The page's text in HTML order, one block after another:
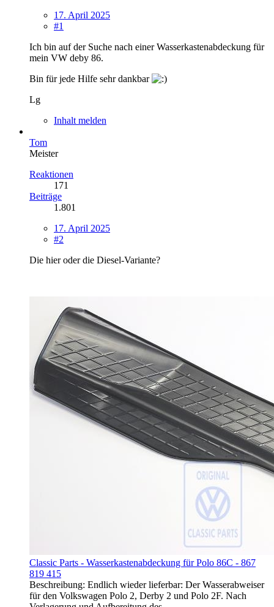
17. April 2025
#1
Ich bin auf der Suche nach einer Wasserkastenabdeckung für
mein VW deby 86.
Bin für jede Hilfe sehr dankbar
Lg
Inhalt melden
Tom
Meister
Reaktionen
171
Beiträge
1.801
17. April 2025
#2
Die hier oder die Diesel-Variante?
Classic Parts - Wasserkastenabdeckung für Polo 86C - 867
819 415
Beschreibung: Endlich wieder lieferbar: Der Wasserabweiser
für den Volkswagen Polo 2, Derby 2 und Polo 2F. Nach